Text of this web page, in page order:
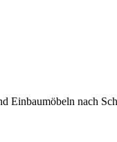
Einbaumöbeln nach